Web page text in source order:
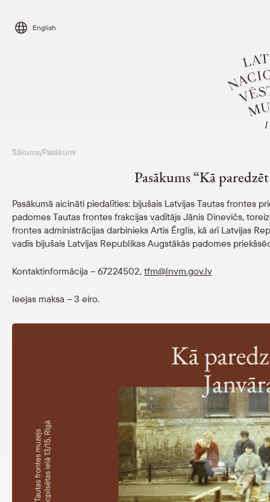
content
English
Apmeklēt
Par mums
Skolām
Sākums/Pasākumi
Pasākums “Kā
Pasākumā aicināti piedalīties: bijušais Latvijas Tautas frontes
padomes Tautas frontes frakcijas vadītājs Jānis Dinevičs,
frontes administrācijas darbinieks Artis Ērglis, kā arī Latvijas
vadīs bijušais Latvijas Republikas Augstākās padomes
Kontaktinformācija – 67224502, tfm@lnvm.gov.lv
Ieejas maksa – 3 eiro.